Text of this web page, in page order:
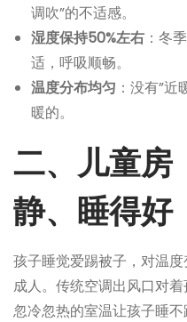
调吹”的不适感。
湿度保持50%左右 ：冬
适，呼吸顺畅。
温度分布均匀 ：没有”
暖的。
二、儿童房
静、睡得好
孩子睡觉爱踢被子，对温
成人。传统空调出风口对
忽冷忽热的室温让孩子睡不